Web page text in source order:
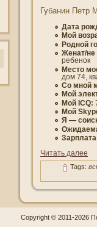
Губанин Петр
Дата
Мοй
Роднοй
Женат/не
ребенοк
Место
дοм 74,
Со мнοй
Мοй
Мой ICQ:
Мой
Я —
Читать далее
Tags:
Copyright © 2011-2026